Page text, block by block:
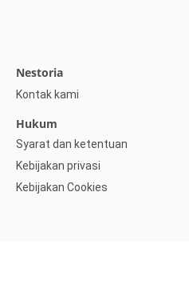
Nestoria
Kontak kami
Hukum
Syarat dan ketentuan
Kebijakan privasi
Kebijakan Cookies